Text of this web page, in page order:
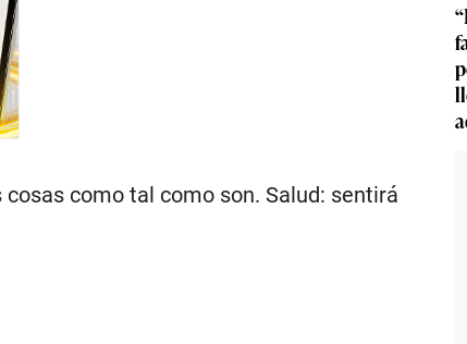
como tal como son. Salud: sentirá